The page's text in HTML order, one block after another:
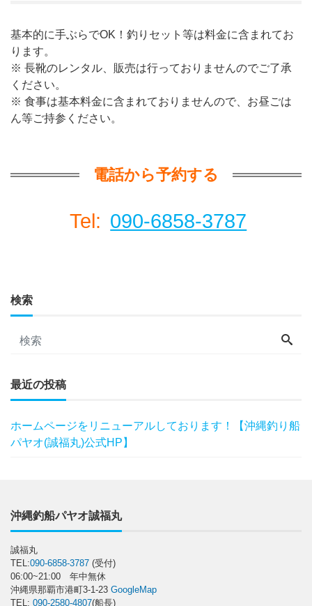
基本的に手ぶらでOK！釣りセット等は料金に含まれてお
ります。
※ 長靴のレンタル、販売は行っておりませんのでご了承
ください。
※ 食事は基本料金に含まれておりませんので、お昼ごは
ん等ご持参ください。
電話から予約する
Tel: 090-6858-3787
検索
最近の投稿
ホームページをリニューアルしております！【沖縄釣り船
パヤオ(誠福丸)公式HP】
沖縄釣船パヤオ誠福丸
誠福丸
TEL:090-6858-3787 (受付)
06:00~21:00 年中無休
沖縄県那覇市港町3-1-23 GoogleMap
TEL: 090-2580-4807(船長)